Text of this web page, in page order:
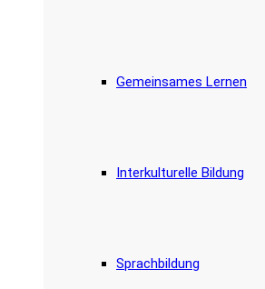
Gemeinsames Lernen
Interkulturelle Bildung
Sprachbildung